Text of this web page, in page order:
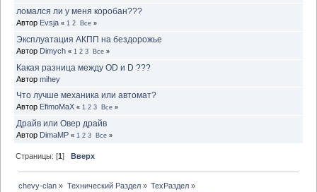
ломался ли у меня коробан???
Автор Evsja « 1 2 Все »
Эксплуатация АКПП на бездорожье
Автор Dimych « 1 2 3 Все »
Какая разница между OD и D ???
Автор mihey
Что лучше механика или автомат?
Автор EfimoMaX « 1 2 3 Все »
Драйв или Овер драйв
Автор DimaMP « 1 2 3 Все »
Страницы: [1] Вверх
chevy-clan » Технический Раздел» ТехРаздел»